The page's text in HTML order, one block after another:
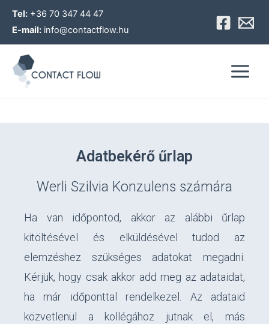
Tel: +36 70 347 44 47
E-mail: info@contactflow.hu
Menu
Adatbekérő űrlap
Werli Szilvia Konzulens számára
Ha van időpontod, akkor az alábbi űrlap
kitöltésével és elküldésével tudod az
elemzéshez szükséges adatokat megadni.
Kérjük, hogy csak akkor add meg az adataidat,
ha már időponttal rendelkezel. Az adataid
közvetlenül a kollégához jutnak el, más